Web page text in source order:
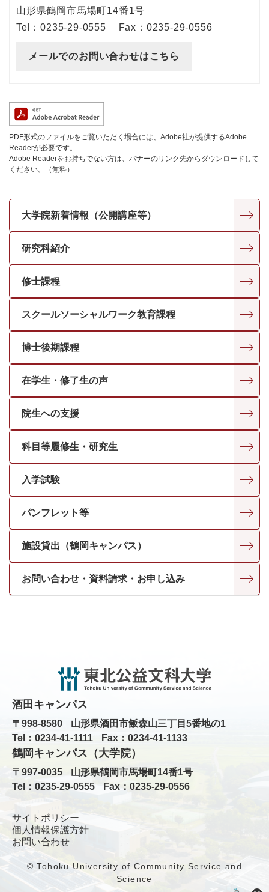
山形県鶴岡市馬場町14番1号
Tel：0235-29-0555
Fax：0235-29-0556
メールでのお問い合わせはこちら
PDF形式のファイルをご覧いただく場合には、Adobe社が提供するAdobe
Readerが必要です。
Adobe Readerをお持ちでない方は、バナーのリンク先からダウンロードして
ください。（無料）
大学院新着情報（公開講座等）
研究科紹介
修士課程
スクールソーシャルワーク教育課程
博士後期課程
在学生・修了生の声
院生への支援
科目等履修生・研究生
入学試験
パンフレット等
施設貸出（鶴岡キャンパス）
お問い合わせ・資料請求・お申し込み
酒田キャンパス
〒998-8580
山形県酒田市飯森山三丁目5番地の1
Tel：0234-41-1111
Fax：0234-41-1133
鶴岡キャンパス（大学院）
〒997-0035
山形県鶴岡市馬場町14番1号
Tel：0235-29-0555
Fax：0235-29-0556
サイトポリシー
個人情報保護方針
お問い合わせ
© Tohoku University of Community Service and
Science